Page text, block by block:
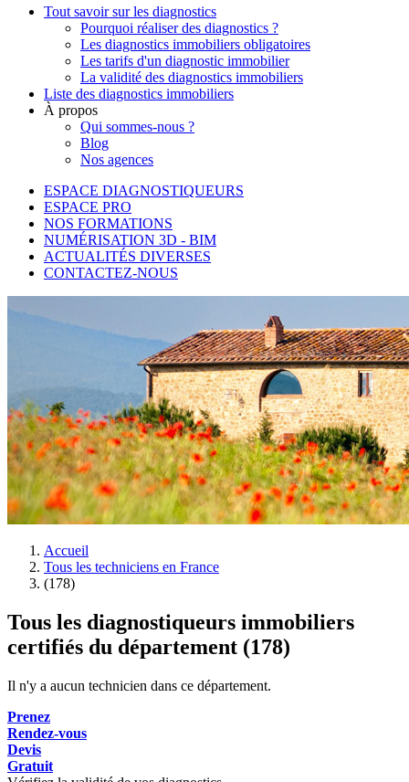
Tout savoir sur les diagnostics
Pourquoi réaliser des diagnostics ?
Les diagnostics immobiliers obligatoires
Les tarifs d'un diagnostic immobilier
La validité des diagnostics immobiliers
Liste des diagnostics immobiliers
À propos
Qui sommes-nous ?
Blog
Nos agences
ESPACE DIAGNOSTIQUEURS
ESPACE PRO
NOS FORMATIONS
NUMÉRISATION 3D - BIM
ACTUALITÉS DIVERSES
CONTACTEZ-NOUS
Accueil
Tous les techniciens en France
(178)
Tous les diagnostiqueurs immobiliers
certifiés du département (178)
Il n'y a aucun technicien dans ce département.
Prenez
Rendez-vous
Devis
Gratuit